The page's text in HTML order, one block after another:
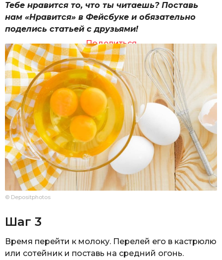
Тебе нравится то, что ты читаешь? Поставь
нам «Нравится» в Фейсбуке и обязательно
поделись статьей с друзьями!
Поделиться
© Depositphotos
Шаг 3
Время перейти к молоку. Перелей его в кастрюлю
или сотейник и поставь на средний огонь.